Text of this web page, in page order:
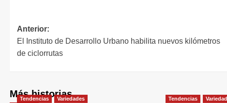
Anterior:
El Instituto de Desarrollo Urbano habilita nuevos kilómetros
de ciclorrutas
Más historias
Tendencias Variedades Tendencias